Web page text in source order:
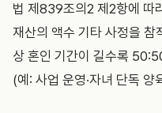
법 제839조의2 제2항에 따
재산의 액수 기타 사정을
상 혼인 기간이 길수록
(예: 사업 운영·자녀 단독